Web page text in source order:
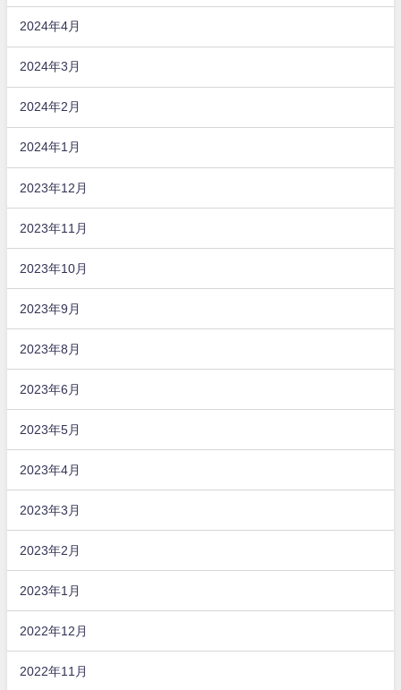
2024年4月
2024年3月
2024年2月
2024年1月
2023年12月
2023年11月
2023年10月
2023年9月
2023年8月
2023年6月
2023年5月
2023年4月
2023年3月
2023年2月
2023年1月
2022年12月
2022年11月